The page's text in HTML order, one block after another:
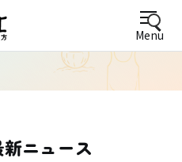
Menu
ニュース